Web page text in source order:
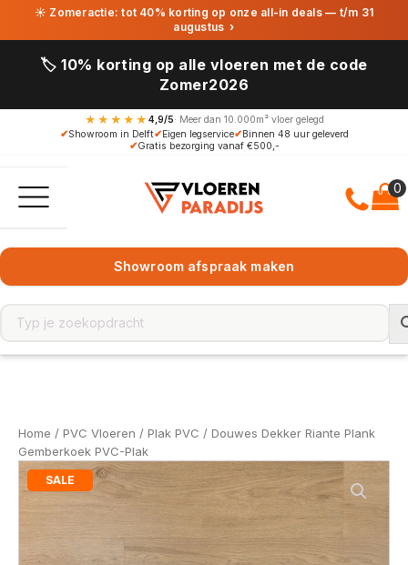
☀ Zomeractie: tot 40% korting op onze all-in deals — t/m 31
augustus ›
🏷️ 10% korting op alle vloeren met de code
Zomer2026
★★★★★ 4,9/5· Meer dan 10.000m² vloer gelegd
✔Showroom in Delft✔Eigen legservice✔Binnen 48 uur geleverd
✔Gratis bezorging vanaf €500,-
Showroom afspraak maken
Home / PVC Vloeren / Plak PVC / Douwes Dekker Riante Plank
Gemberkoek PVC-Plak
SALE